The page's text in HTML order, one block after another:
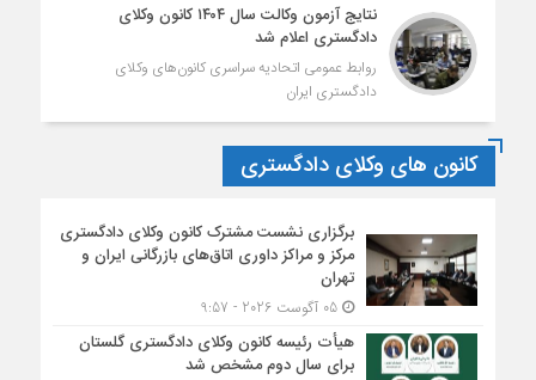
نتایج آزمون وکالت سال ۱۴۰۴ کانون وکلای
دادگستری اعلام شد
روابط عمومی اتحادیه سراسری کانون‌های وکلای
دادگستری ایران
کانون های وکلای دادگستری
برگزاری نشست مشترک کانون وکلای دادگستری
مرکز و مراکز داوری اتاق‌های بازرگانی ایران و
تهران
05 آگوست 2026 - 9:57
هیأت ‌رئیسه کانون وکلای دادگستری گلستان
برای سال دوم مشخص شد